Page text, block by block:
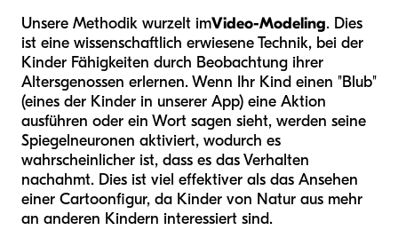
Unsere Methodik wurzelt imVideo-Modeling. Dies
ist eine wissenschaftlich erwiesene Technik, bei der
Kinder Fähigkeiten durch Beobachtung ihrer
Altersgenossen erlernen. Wenn Ihr Kind einen "Blub"
(eines der Kinder in unserer App) eine Aktion
ausführen oder ein Wort sagen sieht, werden seine
Spiegelneuronen aktiviert, wodurch es
wahrscheinlicher ist, dass es das Verhalten
nachahmt. Dies ist viel effektiver als das Ansehen
einer Cartoonfigur, da Kinder von Natur aus mehr
an anderen Kindern interessiert sind.